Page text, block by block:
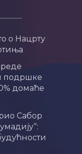
о Нацрту
подршке
домаће
Сабор